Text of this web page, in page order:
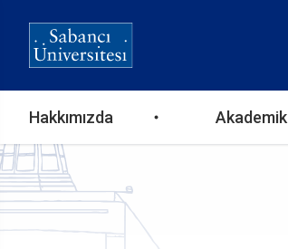
Ana
gezinti
menüsü
Hakkımızda Akademik